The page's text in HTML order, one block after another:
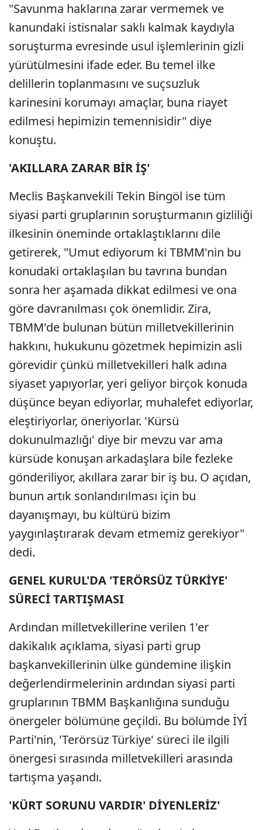
"Savunma haklarına zarar vermemek ve
kanundaki istisnalar saklı kalmak kaydıyla
soruşturma evresinde usul işlemlerinin gizli
yürütülmesini ifade eder. Bu temel ilke
delillerin toplanmasını ve suçsuzluk
karinesini korumayı amaçlar, buna riayet
edilmesi hepimizin temennisidir" diye
konuştu.
'AKILLARA ZARAR BİR İŞ'
Meclis Başkanvekili Tekin Bingöl ise tüm
siyasi parti gruplarının soruşturmanın gizliliği
ilkesinin öneminde ortaklaştıklarını dile
getirerek, "Umut ediyorum ki TBMM'nin bu
konudaki ortaklaşılan bu tavrına bundan
sonra her aşamada dikkat edilmesi ve ona
göre davranılması çok önemlidir. Zira,
TBMM'de bulunan bütün milletvekillerinin
hakkını, hukukunu gözetmek hepimizin asli
görevidir çünkü milletvekilleri halk adına
siyaset yapıyorlar, yeri geliyor birçok konuda
düşünce beyan ediyorlar, muhalefet ediyorlar,
eleştiriyorlar, öneriyorlar. 'Kürsü
dokunulmazlığı' diye bir mevzu var ama
kürsüde konuşan arkadaşlara bile fezleke
gönderiliyor, akıllara zarar bir iş bu. O açıdan,
bunun artık sonlandırılması için bu
dayanışmayı, bu kültürü bizim
yaygınlaştırarak devam etmemiz gerekiyor"
dedi.
GENEL KURUL'DA 'TERÖRSÜZ TÜRKİYE'
SÜRECİ TARTIŞMASI
Ardından milletvekillerine verilen 1'er
dakikalık açıklama, siyasi parti grup
başkanvekillerinin ülke gündemine ilişkin
değerlendirmelerinin ardından siyasi parti
gruplarının TBMM Başkanlığına sunduğu
önergeler bölümüne geçildi. Bu bölümde İYİ
Parti'nin, 'Terörsüz Türkiye' süreci ile ilgili
önergesi sırasında milletvekilleri arasında
tartışma yaşandı.
'KÜRT SORUNU VARDIR' DİYENLERİZ'